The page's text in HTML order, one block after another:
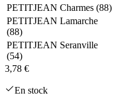
PETITJEAN Charmes (88)
PETITJEAN Lamarche
(88)
PETITJEAN Seranville
(54)
3,78 €
En stock